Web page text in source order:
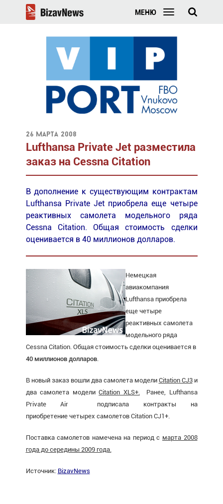
МЕНЮ
26 марта 2008
Lufthansa Private Jet разместила
заказ на Cessna Citation
В дополнение к существующим контрактам
Lufthansa Private Jet приобрела еще четыре
реактивных самолета модельного ряда
Cessna Citation. Общая стоимость сделки
оценивается в 40 миллионов долларов.
Немецкая
авиакомпания
Lufthansa приобрела
еще четыре
реактивных самолета
модельного ряда
Cessna Citation. Общая стоимость сделки оценивается в
40 миллионов долларов.
В новый заказ вошли два самолета модели Citation CJ3и
два самолета моделиCitation XLS+.
Ранее, Lufthansa
Private Air подписала контракты на
приобретение четырех самолетов Citation CJ1+.
Поставка самолетов намечена на период с марта 2008
года до середины 2009 года.
Источник: BizavNews